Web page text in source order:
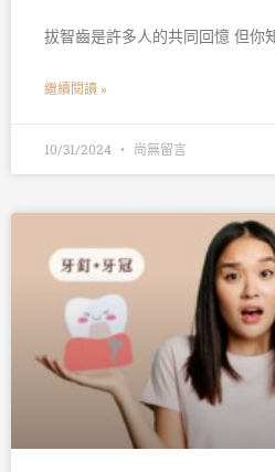
拔智齒是許多人的共同回憶 但你
繼續閱讀 »
10/31/2024 尚無留言